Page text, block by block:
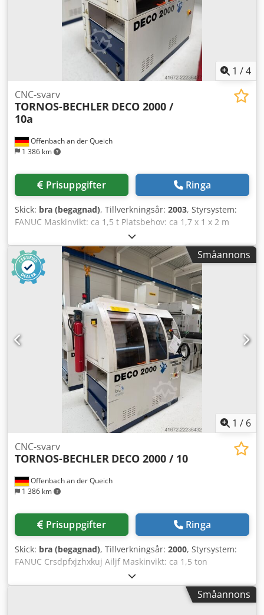
1 /4
Offenbach an der Queich
1 386 km
CNC-svarv
TORNOS-BECHLER DECO 2000 /
10a
Prisuppgifter Ringa
Skick: bra (begagnad), Tillverkningsår: 2003, Styrsystem:
FANUC Maskinvikt: ca 1,5 t Platsbehov: ca 1,7 x 1 x 2 m
CNC-svarvautomat Stångmagasin: LNS Tryton 112 Mått
stångmagasin: längd ca 4800 mm / 450 kg Crjdozhxkzopfx
Ailof
Småannons
1 / 6
Offenbach an der Queich
1 386 km
CNC-svarv
TORNOS-BECHLER DECO 2000 / 10
Prisuppgifter Ringa
Skick: bra (begagnad), Tillverkningsår: 2000, Styrsystem:
FANUC Crsdpfxjzhxkuj Ailjf Maskinvikt: ca 1,5 ton
Utrymmesbehov: ca 1,7 x 1,0 x 2 m CNC-svarvautomat
elektriskt och mekaniskt grundligt renoverad: 10/2018
Laddmagasin: LNS Tryton 112 --> Mått på laddmagasinet:
Småannons